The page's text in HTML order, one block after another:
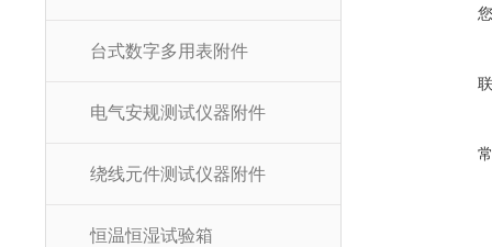
台式数字多用表附件
电气安规测试仪器附件
绕线元件测试仪器附件
恒温恒湿试验箱